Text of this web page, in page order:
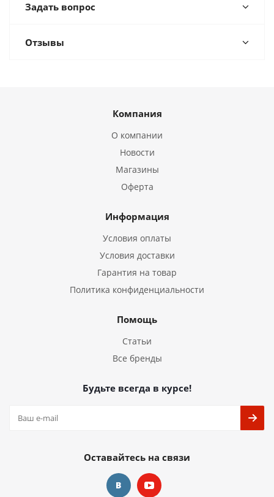
Задать вопрос
Отзывы
Компания
О компании
Новости
Магазины
Оферта
Информация
Условия оплаты
Условия доставки
Гарантия на товар
Политика конфиденциальности
Помощь
Статьи
Все бренды
Будьте всегда в курсе!
Оставайтесь на связи